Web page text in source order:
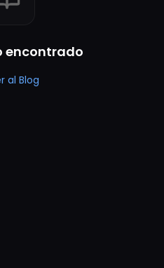
encontrado
al Blog